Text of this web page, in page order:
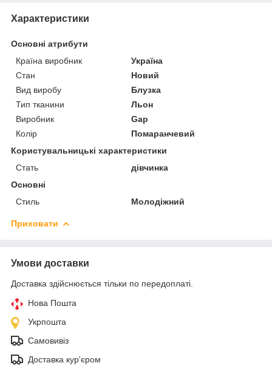
Характеристики
Основні атрибути
Країна виробник
Україна
Стан
Новий
Вид виробу
Блузка
Тип тканини
Льон
Виробник
Gap
Колір
Помаранчевий
Користувальницькі характеристики
Стать
дівчинка
Основні
Стиль
Молодіжний
Приховати
Умови доставки
Доставка здійснюється тільки по передоплаті.
Нова Пошта
Укрпошта
Самовивіз
Доставка кур'єром